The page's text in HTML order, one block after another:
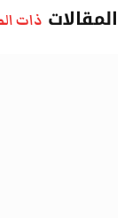
المقالات ذات